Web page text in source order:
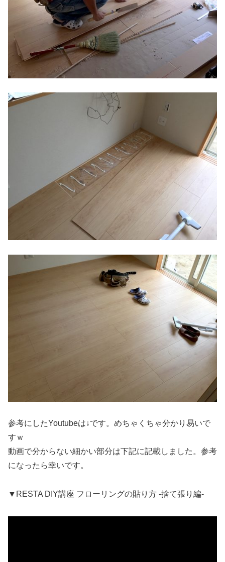
参考にしたYoutubeは↓です。めちゃくちゃ分かり易いで
すｗ
動画で分からない細かい部分は下記に記載しました。参考
になったら幸いです。
▼RESTA DIY講座 フローリングの貼り方 -捨て張り編-